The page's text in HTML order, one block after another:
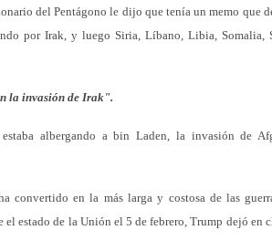
del Pentágono le dijo que tenía un memo que
por Irak, y luego Siria, Líbano, Libia, Somalia,
la invasión de Irak".
albergando a bin Laden, la invasión de
convertido en la más larga y costosa de las
estado de la Unión el 5 de febrero, Trump dejó en